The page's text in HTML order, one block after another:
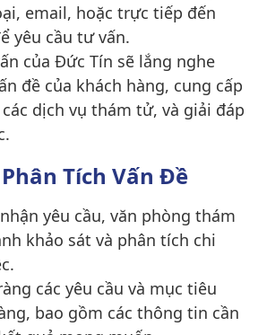
email, hoặc trực tiếp đến
yêu cầu tư vấn.
của Đức Tín sẽ lắng nghe
đề của khách hàng, cung cấp
dịch vụ thám tử, và giải đáp
Tích Vấn Đề
yêu cầu, văn phòng thám
khảo sát và phân tích chi
các yêu cầu và mục tiêu
bao gồm các thông tin cần